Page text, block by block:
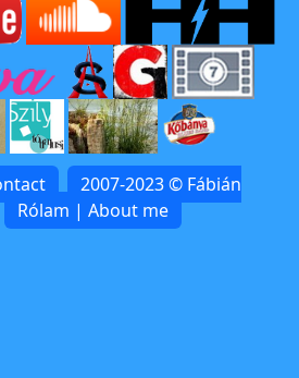
2007-2023 © Fábián
Rólam | About me